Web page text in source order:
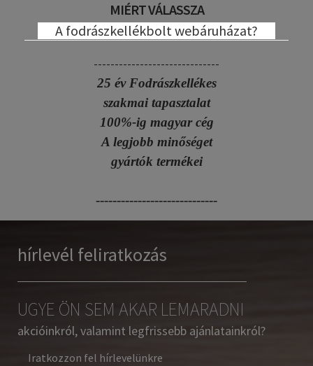
MIÉRT VÁLASSZA
A fodrászkellékbolt webáruházat?
------------------------------
25 év Fodrászkellékes
szakmai tapasztalat
100%-ig magyar cég
A legjobb minőséget
gyártók termékei
-----------------------------
hírlevél feliratkozás
UGYE ÖN SEM AKAR LEMARADNI
akcióinkról, valamint legfrissebb ajánlatainkról?
Iratkozzon fel hírlevelünkre